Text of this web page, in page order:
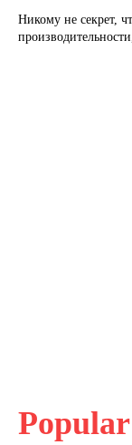
Никому не секрет,
Popular